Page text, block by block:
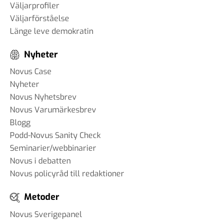
Väljarprofiler
Väljarförståelse
Länge leve demokratin
Nyheter
Novus Case
Nyheter
Novus Nyhetsbrev
Novus Varumärkesbrev
Blogg
Podd-Novus Sanity Check
Seminarier/webbinarier
Novus i debatten
Novus policyråd till redaktioner
Metoder
Novus Sverigepanel